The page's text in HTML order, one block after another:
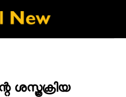
ശസ്ത്രക്രിയ